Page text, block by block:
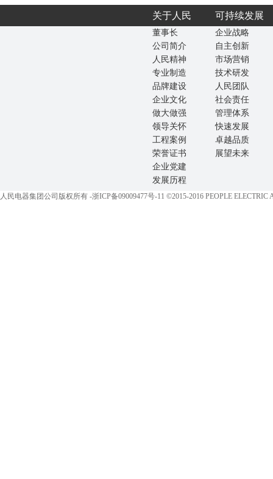
关于人民 可持续发展
董事长
公司简介
人民精神
专业制造
品牌建设
企业文化
做大做强
领导关怀
工程案例
荣誉证书
企业党建
发展历程
企业战略
自主创新
市场营销
技术研发
人民团队
社会责任
管理体系
快速发展
卓越品质
展望未来
人民电器集团公司版权所有 -浙ICP备09009477号-11 ©2015-2016 PEOPLE ELECTRIC